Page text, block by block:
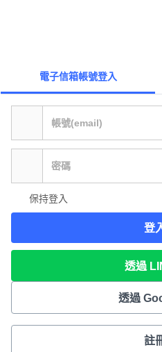
電子信箱帳號登入
保持登入
登
透過
透過
註